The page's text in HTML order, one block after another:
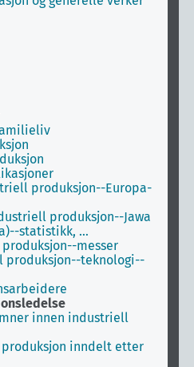
produksjon--Europa-
produksjon--Jawa
statistikk, …
messer
produksjon--teknologi--
innen industriell
inndelt etter